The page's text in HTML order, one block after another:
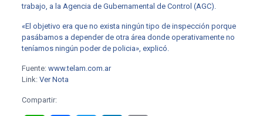
trabajo, a la Agencia de Gubernamental de Control (AGC).
«El objetivo era que no exista ningún tipo de inspección porque
pasábamos a depender de otra área donde operativamente no
teníamos ningún poder de policia», explicó.
Fuente: www.telam.com.ar
Link: Ver Nota
Compartir: